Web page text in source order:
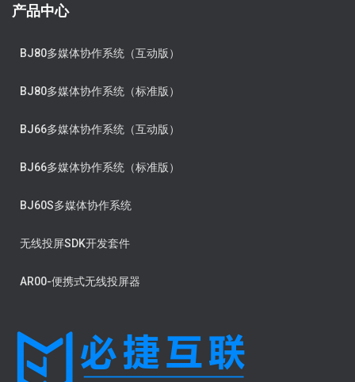
产品中心
BJ80多媒体协作系统（互动版）
BJ80多媒体协作系统（标准版）
BJ66多媒体协作系统（互动版）
BJ66多媒体协作系统（标准版）
BJ60S多媒体协作系统
无线投屏SDK开发套件
AR00-便携式无线投屏器